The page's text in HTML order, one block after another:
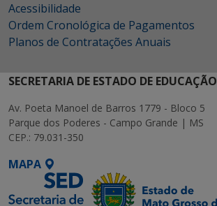
Acessibilidade
Ordem Cronológica de Pagamentos
Planos de Contratações Anuais
SECRETARIA DE ESTADO DE EDUCAÇÃO
Av. Poeta Manoel de Barros 1779 - Bloco 5
Parque dos Poderes - Campo Grande | MS
CEP.: 79.031-350
MAPA